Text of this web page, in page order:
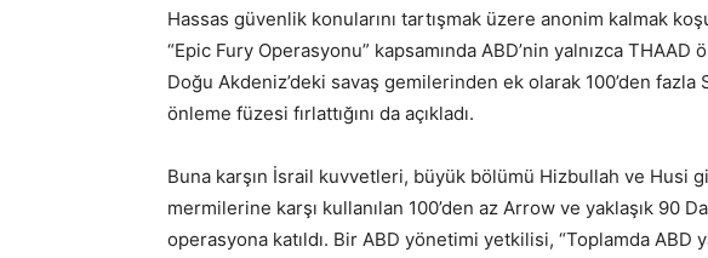
Hassas güvenlik konularını tartışmak üzere anonim kalmak
“Epic Fury Operasyonu” kapsamında ABD’nin yalnızca THAAD
Doğu Akdeniz’deki savaş gemilerinden ek olarak 100’den
önleme füzesi fırlattığını da açıkladı.
Buna karşın İsrail kuvvetleri, büyük bölümü Hizbullah ve Husi
mermilerine karşı kullanılan 100’den az Arrow ve yaklaşık 90
operasyona katıldı. Bir ABD yönetimi yetkilisi, “Toplamda ABD